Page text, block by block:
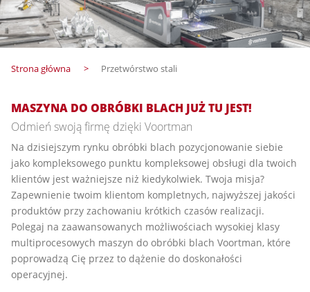
Strona główna Przetwórstwo stali
MASZYNA DO OBRÓBKI BLACH JUŻ TU JEST!
Odmień swoją firmę dzięki Voortman
Na dzisiejszym rynku obróbki blach pozycjonowanie siebie
jako kompleksowego punktu kompleksowej obsługi dla twoich
klientów jest ważniejsze niż kiedykolwiek. Twoja misja?
Zapewnienie twoim klientom kompletnych, najwyższej jakości
produktów przy zachowaniu krótkich czasów realizacji.
Polegaj na zaawansowanych możliwościach wysokiej klasy
multiprocesowych maszyn do obróbki blach Voortman, które
poprowadzą Cię przez to dążenie do doskonałości
operacyjnej.